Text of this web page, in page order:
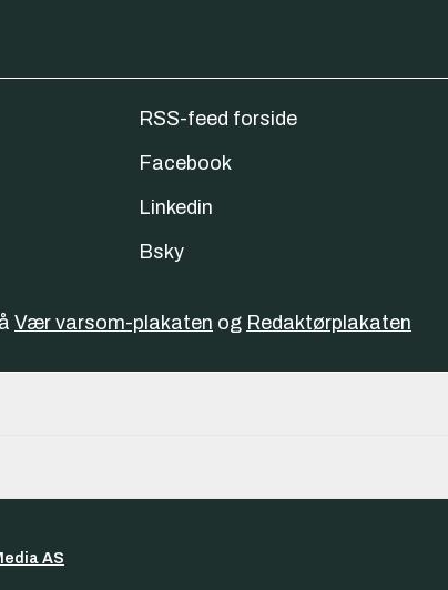
RSS-feed forside
Facebook
Linkedin
Bsky
Vær varsom-plakaten og Redaktørplakaten
AS